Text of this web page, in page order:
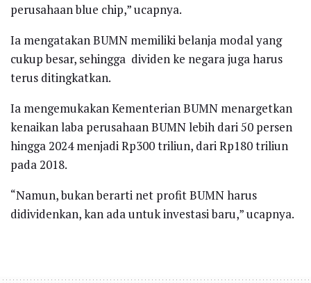
perusahaan blue chip,” ucapnya.
Ia mengatakan BUMN memiliki belanja modal yang
cukup besar, sehingga dividen ke negara juga harus
terus ditingkatkan.
Ia mengemukakan Kementerian BUMN menargetkan
kenaikan laba perusahaan BUMN lebih dari 50 persen
hingga 2024 menjadi Rp300 triliun, dari Rp180 triliun
pada 2018.
“Namun, bukan berarti net profit BUMN harus
didividenkan, kan ada untuk investasi baru,” ucapnya.